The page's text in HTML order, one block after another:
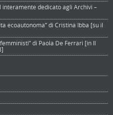
interamente dedicato agli Archivi –
ecoautonoma” di Cristina Ibba [su il
di Paola De Ferrari [in Il